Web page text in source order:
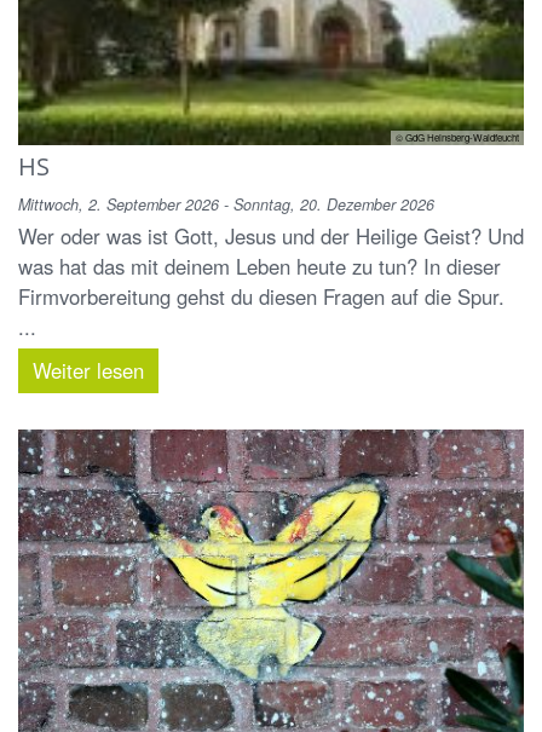
© GdG Heinsberg-Waldfeucht
HS
Mittwoch, 2. September 2026 - Sonntag, 20. Dezember 2026
Wer oder was ist Gott, Jesus und der Heilige Geist? Und
was hat das mit deinem Leben heute zu tun? In dieser
Firmvorbereitung gehst du diesen Fragen auf die Spur.
...
Weiter lesen